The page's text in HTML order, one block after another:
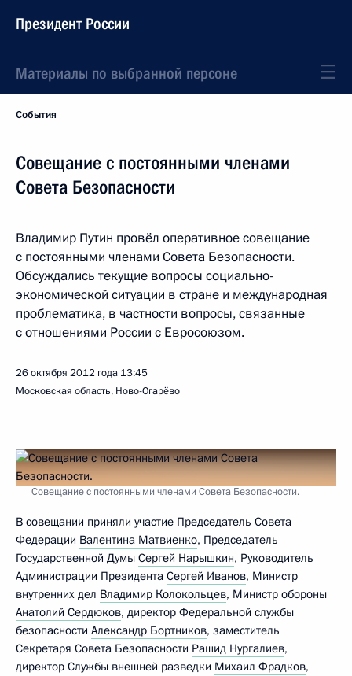
Президент России
Материалы по выбранной персоне
События
Совещание с постоянными членами
Совета Безопасности
Владимир Путин провёл оперативное совещание
с постоянными членами Совета Безопасности.
Обсуждались текущие вопросы социально-
экономической ситуации в стране и международная
проблематика, в частности вопросы, связанные
с отношениями России с Евросоюзом.
26 октября 2012 года 13:45
Московская область, Ново-Огарёво
Совещание с постоянными членами Совета Безопасности.
В совещании приняли участие Председатель Совета
Федерации Валентина Матвиенко, Председатель
Государственной Думы Сергей Нарышкин, Руководитель
Администрации Президента Сергей Иванов, Министр
внутренних дел Владимир Колокольцев, Министр обороны
Анатолий Сердюков, директор Федеральной службы
безопасности Александр Бортников, заместитель
Секретаря Совета Безопасности Рашид Нургалиев,
директор Службы внешней разведки Михаил Фрадков,